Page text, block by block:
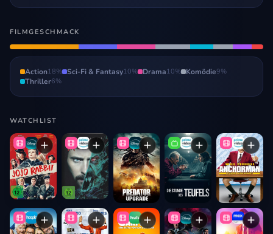
FILMGESCHMACK
Action18% Sci-Fi & Fantasy10% Drama10% Komödie9%
Thriller6%
WATCHLIST